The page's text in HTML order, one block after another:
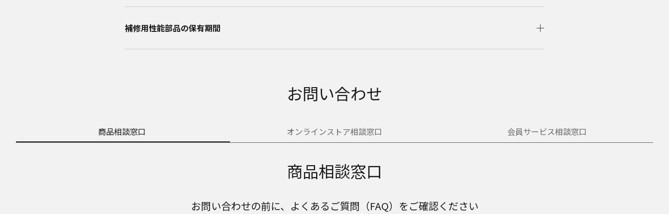
補修用性能部品の保有期間​
お問い合わせ
商品相談窓口 オンラインストア相談窓口 会員サービス相談窓口
商品相談窓口
お問い合わせの前に、よくあるご質問（FAQ）をご確認ください